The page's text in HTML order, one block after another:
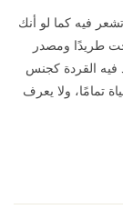
فيه كما لو أنك
طريدًا ومصدر
فيه القردة كجنس
تمامًا، ولا يعرف